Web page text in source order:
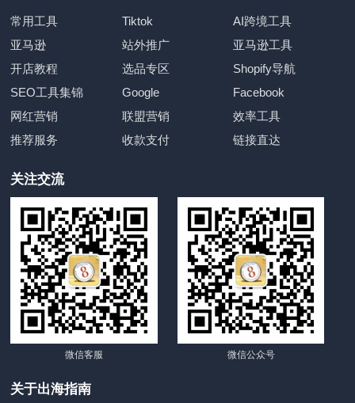
常用工具 Tiktok
AI跨境工具
亚马逊
站外推广
亚马逊工具
开店教程
选品专区
Shopify导航
SEO工具集锦
Google
Facebook
网红营销
联盟营销
效率工具
推荐服务
收款支付 链接直达
关注交流
微信客服 微信公众号
关于出海指南